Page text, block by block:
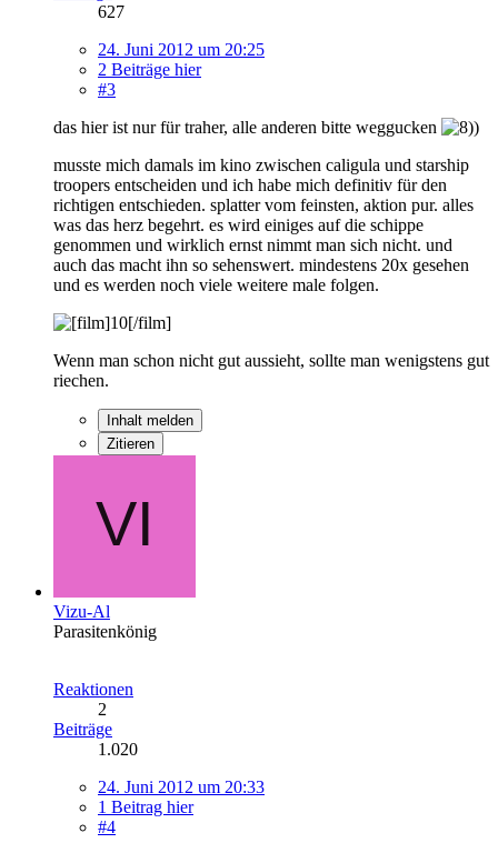
627
24. Juni 2012 um 20:25
2 Beiträge hier
#3
das hier ist nur für traher, alle anderen bitte weggucken
musste mich damals im kino zwischen caligula und starship
troopers entscheiden und ich habe mich definitiv für den
richtigen entschieden. splatter vom feinsten, aktion pur. alles
was das herz begehrt. es wird einiges auf die schippe
genommen und wirklich ernst nimmt man sich nicht. und
auch das macht ihn so sehenswert. mindestens 20x gesehen
und es werden noch viele weitere male folgen.
Wenn man schon nicht gut aussieht, sollte man wenigstens gut
riechen.
Inhalt melden
Zitieren
Vizu-Al
Parasitenkönig
Reaktionen
2
Beiträge
1.020
24. Juni 2012 um 20:33
1 Beitrag hier
#4